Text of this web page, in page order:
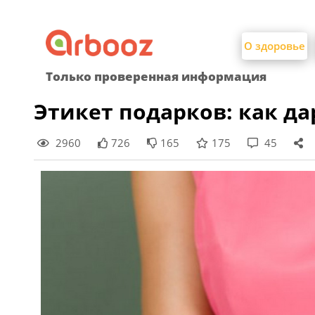
content
О здоровье
Только проверенная информация
Этикет подарков: как
2960 726 165 175 45